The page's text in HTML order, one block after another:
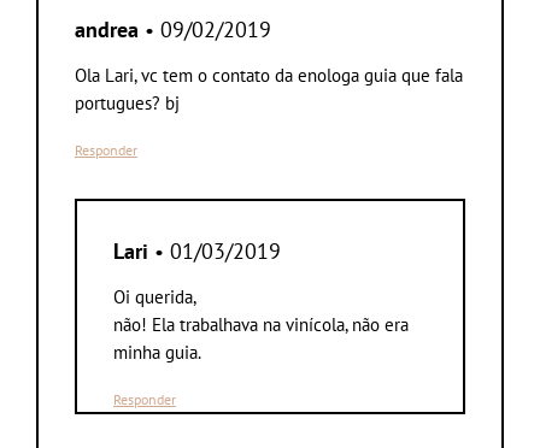
andrea • 09/02/2019
Ola Lari, vc tem o contato da enologa guia que fala
portugues? bj
Responder
Lari • 01/03/2019
Oi querida,
não! Ela trabalhava na vinícola, não era
minha guia.
Responder